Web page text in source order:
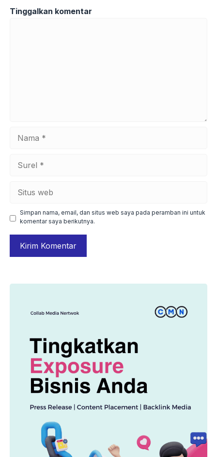
Tinggalkan komentar
Simpan nama, email, dan situs web saya pada peramban ini untuk
komentar saya berikutnya.